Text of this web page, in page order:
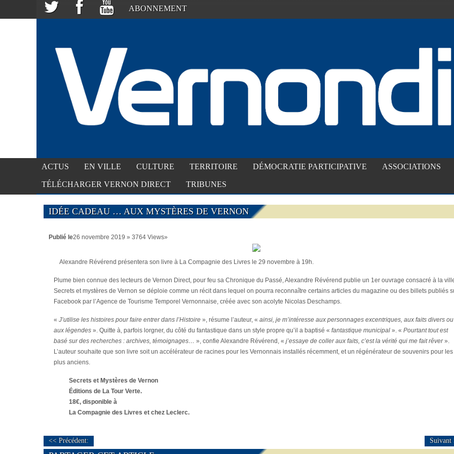
ABONNEMENT
ACTUS EN VILLE CULTURE TERRITOIRE DÉMOCRATIE PARTICIPATIVE ASSOCIATIONS
TÉLÉCHARGER VERNON DIRECT TRIBUNES
IDÉE CADEAU … AUX MYSTÈRES DE VERNON
Publié le26 novembre 2019 » 3764 Views»
Alexandre Révérend présentera son livre à La Compagnie des Livres le 29 novembre à 19h.
Plume bien connue des lecteurs de Vernon Direct, pour feu sa Chronique du Passé, Alexandre Révérend publie un 1er ouvrage consacré à la
Secrets et mystères de Vernon se déploie comme un récit dans lequel on pourra reconnaître certains articles du magazine ou des billets publiés
Facebook par l’Agence de Tourisme Temporel Vernonnaise, créée avec son acolyte Nicolas Deschamps.
« J’utilise les histoires pour faire entrer dans l’Histoire », résume l’auteur, « ainsi, je m’intéresse aux personnages excentriques, aux faits divers ou
aux légendes ». Quitte à, parfois lorgner, du côté du fantastique dans un style propre qu’il a baptisé « fantastique municipal ». « Pourtant tout est
basé sur des recherches : archives, témoignages… », confie Alexandre Révérend, « j’essaye de coller aux faits, c’est la vérité qui me fait rêver».
L’auteur souhaite que son livre soit un accélérateur de racines pour les Vernonnais installés récemment, et un régénérateur de souvenirs pour les
plus anciens.
Secrets et Mystères de Vernon
Éditions de La Tour Verte.
18€, disponible à
La Compagnie des Livres et chez Leclerc.
<< Précédent: Suivant